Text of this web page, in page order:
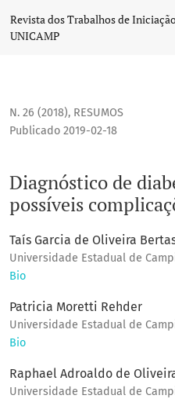
Diagnóstico de diabetes
Revista dos Trabalhos de
UNICAMP
N. 26 (2018), RESUMOS
Diagnóstico de
possíveis
Publicado 2019-02-18
Taís Garcia de Oliveira
Universidade Estadual de
Bio
Patricia Moretti Rehder
Universidade Estadual de
Bio
Raphael Adroaldo de
Universidade Estadual de